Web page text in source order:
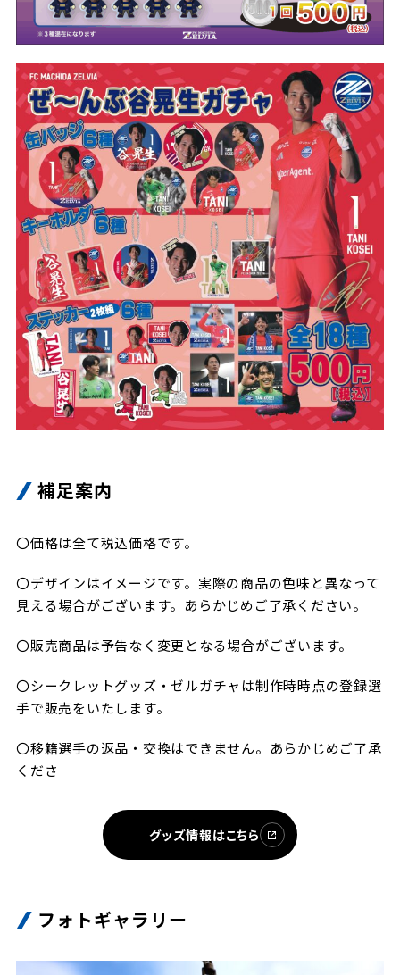
補足案内
〇価格は全て税込価格です。
〇デザインはイメージです。実際の商品の色味と異なって
見える場合がございます。あらかじめご了承ください。
〇販売商品は予告なく変更となる場合がございます。
〇シークレットグッズ・ゼルガチャは制作時時点の登録選
手で販売をいたします。
〇移籍選手の返品・交換はできません。あらかじめご了承
くださ
グッズ情報はこちら
フォトギャラリー